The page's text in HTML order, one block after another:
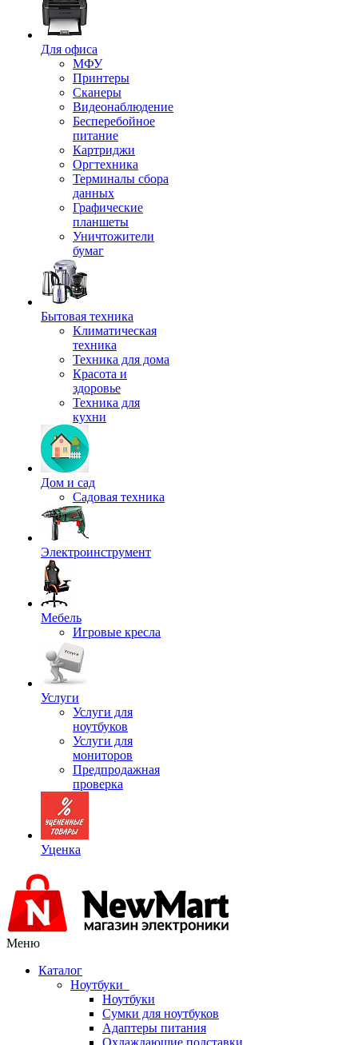
Для офиса
МФУ
Принтеры
Сканеры
Видеонаблюдение
Бесперебойное
питание
Картриджи
Оргтехника
Терминалы сбора
данных
Графические
планшеты
Уничтожители
бумаг
Бытовая техника
Климатическая
техника
Техника для дома
Красота и
здоровье
Техника для
кухни
Дом и сад
Садовая техника
Электроинструмент
Мебель
Игровые кресла
Услуги
Услуги для
ноутбуков
Услуги для
мониторов
Предпродажная
проверка
Уценка
Меню
Каталог
Ноутбуки
Ноутбуки
Сумки для ноутбуков
Адаптеры питания
Охлаждающие подставки